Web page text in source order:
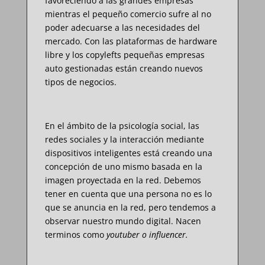
mientras el pequeño comercio sufre al no
poder adecuarse a las necesidades del
mercado. Con las plataformas de hardware
libre y los copylefts pequeñas empresas
auto gestionadas están creando nuevos
tipos de negocios.
En el ámbito de la psicología social, las
redes sociales y la interacción mediante
dispositivos inteligentes está creando una
concepción de uno mismo basada en la
imagen proyectada en la red. Debemos
tener en cuenta que una persona no es lo
que se anuncia en la red, pero tendemos a
observar nuestro mundo digital. Nacen
terminos como youtuber o influencer.